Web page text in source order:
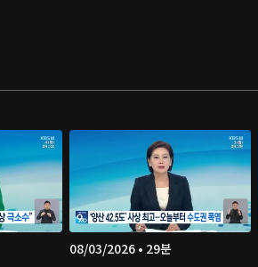
08/03/2026 • 29분